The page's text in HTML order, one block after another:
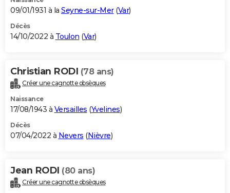
09/01/1931 à la Seyne-sur-Mer(Var)
Décès
14/10/2022 à Toulon (Var)
Christian RODI (78 ans)
Créer une cagnotte obsèques
Naissance
17/08/1943 à Versailles (Yvelines)
Décès
07/04/2022 à Nevers (Nièvre)
Jean RODI (80 ans)
Créer une cagnotte obsèques